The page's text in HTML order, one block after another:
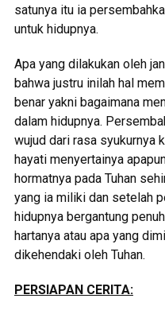
satunya itu ia
untuk hidupnya.
Apa yang dilakukan oleh
bahwa justru inilah hal
benar yakni bagaimana
dalam hidupnya.
wujud dari rasa syukurnya
hayati menyertainya
hormatnya pada Tuhan
yang ia miliki dan setelah
hidupnya bergantung
hartanya atau apa yang
dikehendaki oleh Tuhan.
PERSIAPAN CERITA: